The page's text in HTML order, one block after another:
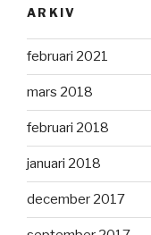
ARKIV
februari 2021
mars 2018
februari 2018
januari 2018
december 2017